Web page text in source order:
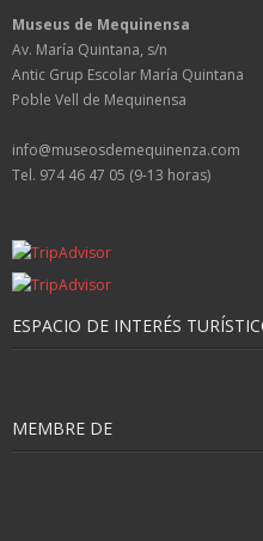
Museus de Mequinensa
Av. María Quintana, s/n
Antic Grup Escolar María Quintana
Poble Vell de Mequinensa
info@museosdemequinenza.com
Tel. 974 46 47 05 (9-13 horas)
ESPACIO DE INTERÉS
MEMBRE DE